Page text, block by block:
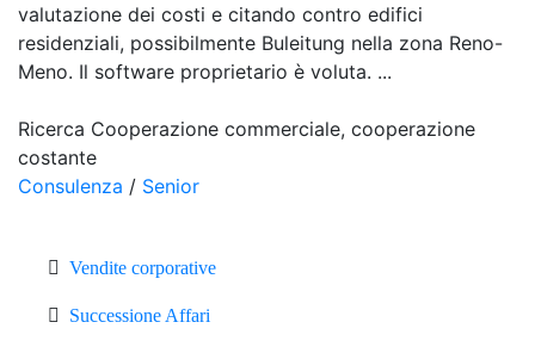
valutazione dei costi e citando contro edifici
residenziali, possibilmente Buleitung nella zona Reno-
Meno. Il software proprietario è voluta. ...
Ricerca Cooperazione commerciale, cooperazione
costante
Consulenza / Senior
Vendite corporative
Successione Affari